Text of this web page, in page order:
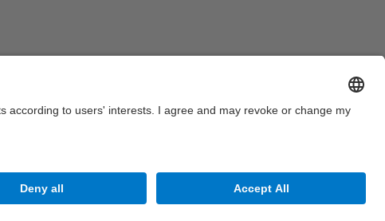
l'estudiantat diplomat de l'FME del curs 2012-2013
Legal warning Privacy settings